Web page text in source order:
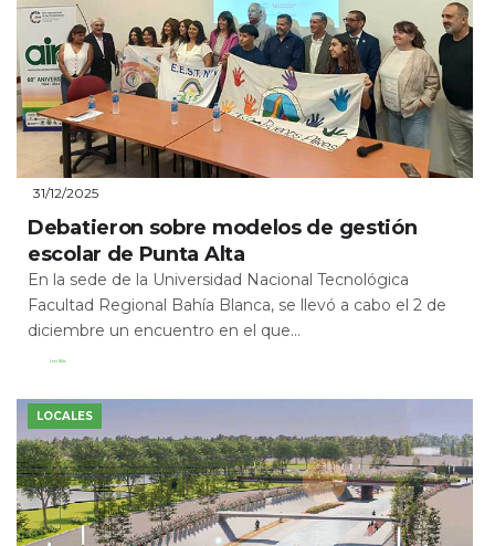
31/12/2025
Debatieron sobre modelos de gestión
escolar de Punta Alta
En la sede de la Universidad Nacional Tecnológica
Facultad Regional Bahía Blanca, se llevó a cabo el 2 de
diciembre un encuentro en el que...
Leer Más
LOCALES